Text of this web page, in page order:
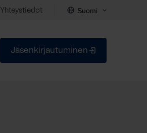
Yhteystiedot Suomi
Jäsenkirjautuminen